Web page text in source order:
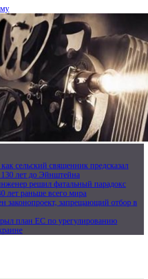
сельский священник предсказал
лет до Эйнштейна
решил фатальный парадокс
лет раньше всего мира
законопроект, запрещающий отбор в
план ЕС по урегулированию